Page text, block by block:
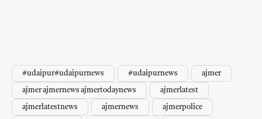
#udaipur#udaipurnews #udaipurnews ajmer
ajmer ajmernews ajmertodaynews ajmerlatest
ajmerlatestnews ajmernews ajmerpolice